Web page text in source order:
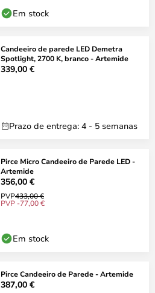
Em stock
Candeeiro de parede LED Demetra
Spotlight, 2700 K, branco - Artemide
339,00 €
Prazo de entrega: 4 - 5 semanas
Pirce Micro Candeeiro de Parede LED -
Artemide
356,00 €
PVP433,00 €
PVP -77,00 €
Em stock
Pirce Candeeiro de Parede - Artemide
387,00 €